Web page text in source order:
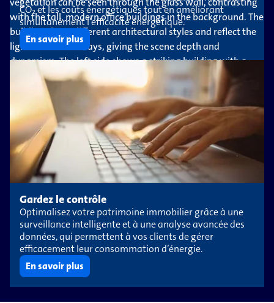
CO₂ et les coûts énergétiques tout en améliorant
simultanément l’efficacité énergétique.
En savoir plus
Gardez le contrôle
Optimalisez votre patrimoine immobilier grâce à une
surveillance intelligente et à une analyse avancée des
données, qui permettent à vos clients de gérer
efficacement leur consommation d’énergie.
En savoir plus